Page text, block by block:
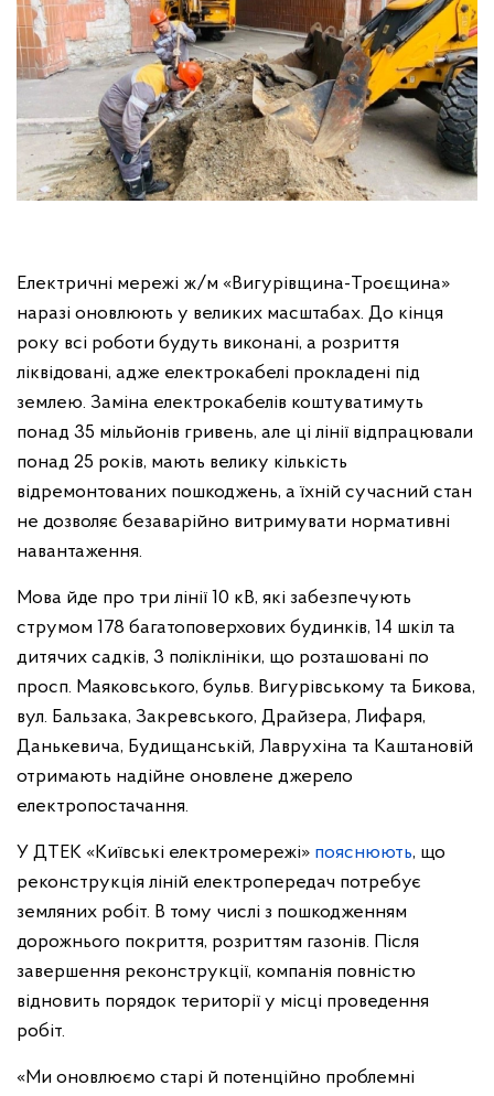
Електричні мережі ж/м «Вигурівщина-Троєщина»
наразі оновлюють у великих масштабах. До кінця
року всі роботи будуть виконані, а розриття
ліквідовані, адже електрокабелі прокладені під
землею. Заміна електрокабелів коштуватимуть
понад 35 мільйонів гривень, але ці лінії відпрацювали
понад 25 років, мають велику кількість
відремонтованих пошкоджень, а їхній сучасний стан
не дозволяє безаварійно витримувати нормативні
навантаження.
Мова йде про три лінії 10 кВ, які забезпечують
струмом 178 багатоповерхових будинків, 14 шкіл та
дитячих садків, 3 поліклініки, що розташовані по
просп. Маяковського, бульв. Вигурівському та Бикова,
вул. Бальзака, Закревського, Драйзера, Лифаря,
Данькевича, Будищанській, Лаврухіна та Каштановій
отримають надійне оновлене джерело
електропостачання.
У ДТЕК «Київські електромережі» пояснюють, що
реконструкція ліній електропередач потребує
земляних робіт. В тому числі з пошкодженням
дорожнього покриття, розриттям газонів. Після
завершення реконструкції, компанія повністю
відновить порядок території у місці проведення
робіт.
«Ми оновлюємо старі й потенційно проблемні